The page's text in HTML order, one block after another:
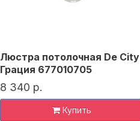
Люстра потолочная De City
Грация 677010705
8 340 р.
Купить